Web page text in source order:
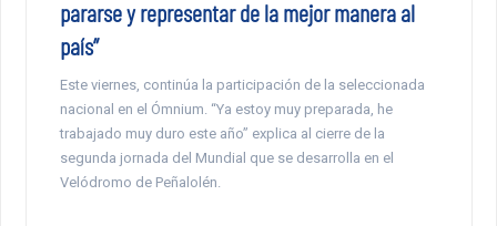
pararse y representar de la mejor manera al
país”
Este viernes, continúa la participación de la seleccionada
nacional en el Ómnium. “Ya estoy muy preparada, he
trabajado muy duro este año” explica al cierre de la
segunda jornada del Mundial que se desarrolla en el
Velódromo de Peñalolén.